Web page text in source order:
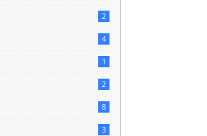
2
4
1
2
8
3